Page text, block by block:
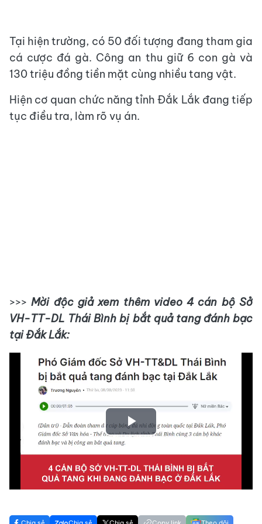
Tại hiện trường, có 50 đối tượng đang tham gia
cá cược đá gà. Công an thu giữ 6 con gà và
130 triệu đồng tiền mặt cùng nhiều tang vật.
Hiện cơ quan chức năng tỉnh Đắk Lắk đang tiếp
tục điều tra, làm rõ vụ án.
>>>Mời độc giả xem thêm video 4 cán bộ Sở
VH-TT-DL Thái Bình bị bắt quả tang đánh bạc
tại Đắk Lắk:
Play
Video